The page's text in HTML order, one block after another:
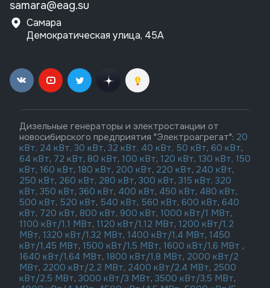
samara@eag.su
Самара
Демократическая улица, 45А
Дизельные генераторы и электростанции от
новосибирского предприятия "Электроагрегат": 20
кВт, 24 кВт, 30 кВт, 32 кВт, 40 кВт, 50 кВт, 60 кВт,
64 кВт, 72 кВт, 80 кВт, 100 кВт, 120 кВт, 130 кВт, 150
кВт, 160 кВт, 180 кВт, 200 кВт, 220 кВт, 240 кВт,
250 кВт, 260 кВт, 280 кВт, 300 кВт, 315 кВт, 320
кВт, 350 кВт, 360 кВт, 400 кВт, 450 кВт, 480 кВт,
500 кВт, 520 кВт, 540 кВт, 560 кВт, 600 кВт, 640
кВт, 720 кВт, 800 кВт, 900 кВт, 1000 кВт/1 МВт,
1100 кВт/1,1 МВт, 1120 кВт/1,12 МВт, 1200 кВт/1,2
МВт, 1320 кВт/1,32 МВт, 1400 кВт/1,4 МВт, 1450
кВт/1,45 МВт, 1500 кВт/1,5 МВт, 1600 кВт/1,6 МВт ,
1640 кВт/1,64 МВт, 1800 кВт/1,8 МВт, 2000 кВт/2
МВт, 2200 кВт/2,2 МВт, 2400 кВт/2,4 МВт, 2500
кВт/2,5 МВт, 3000 кВт/3 МВт, 3500 кВт/3,5 МВт,